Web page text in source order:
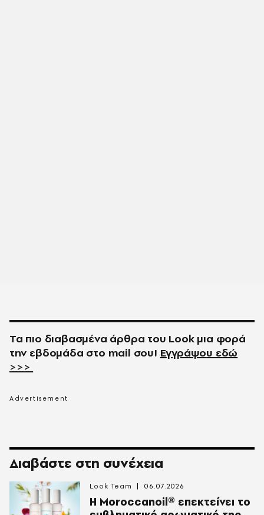
Τα πιο διαβασμένα άρθρα του Look μια φορά
την εβδομάδα στο mail σου! Εγγράψου εδώ
>>>
Διαβάστε στη συνέχεια
Η Moroccanoil® επεκτείνει το
Look Team 06.07.2026